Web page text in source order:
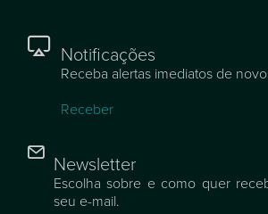
Notificações
Receba alertas imediatos de
Receber
Newsletter
Escolha sobre e como quer
seu e-mail.